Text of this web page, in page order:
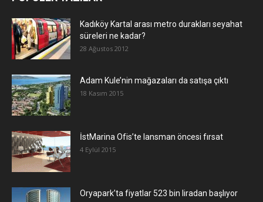
Kadıköy Kartal arası metro durakları seyahat
süreleri ne kadar?
28 Ağustos 2012
Adam Kule’nin mağazaları da satışa çıktı
18 Kasım 2015
İstMarina Ofis’te lansman öncesi fırsat
4 Eylül 2015
Oryapark’ta fiyatlar 523 bin liradan başlıyor